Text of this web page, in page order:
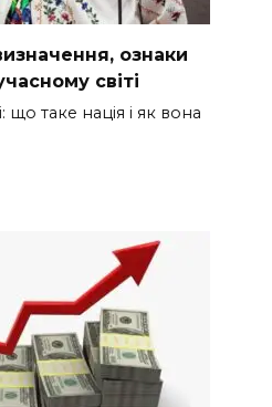
ознаки
світі
що таке нація і як вона